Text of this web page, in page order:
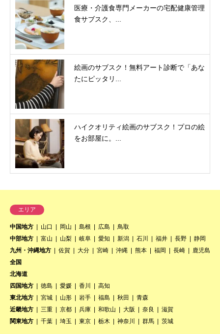
医療・介護食専門メーカーの宅配健康管理
食サブスク、...
絵画のサブスク！無料アート診断で「あな
たにピッタリ...
ハイクオリティ絵画のサブスク！プロの絵
をお部屋に。...
エリア
中国地方 山口 岡山 島根 広島
鳥取
中部地方
富山 山梨 岐阜 愛知 新潟 石川 福井 長野
静岡
九州・沖縄地方
佐賀 大分 宮崎 沖縄 熊本 福岡 長崎
鹿児島
全国
北海道
四国地方
徳島 愛媛 香川
高知
東北地方
宮城 山形 岩手 福島 秋田
青森
近畿地方
三重 京都 兵庫 和歌山 大阪 奈良
滋賀
関東地方
千葉 埼玉 東京 栃木 神奈川 群馬 茨城